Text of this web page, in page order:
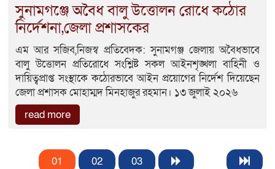
সুনামগঞ্জে অবৈধ বালু উত্তোলন রোধে কঠোর
নির্দেশনা,জেলা প্রশাসকের
এম আর সজিব,নিজস্ব প্রতিবেদক: সুনামগঞ্জ জেলায় অবৈধভাবে
বালু উত্তোলন প্রতিরোধে সংশ্লিষ্ট সকল আইনশৃঙ্খলা বাহিনী ও
দায়িত্বপ্রাপ্ত সংস্থাকে কঠোরভাবে আইন প্রয়োগের নির্দেশ দিয়েছেন
জেলা প্রশাসক মোহাম্মদ মিনহাজুর রহমান। ১৩ জুলাই ২০২৬
read more
01 02 03